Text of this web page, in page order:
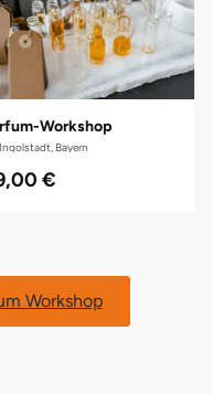
Workshop
Ingolstadt, Bayern
€
Workshop